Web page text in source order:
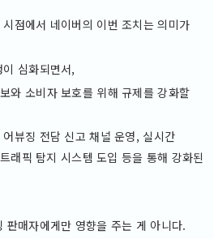
점에서 네이버의 이번 조치는 의미가
심화되면서,
와 소비자 보호를 위해 규제를 강화할
뷰징 전담 신고 채널 운영, 실시간
래픽 탐지 시스템 도입 등을 통해 강화된
판매자에게만 영향을 주는 게 아니다.